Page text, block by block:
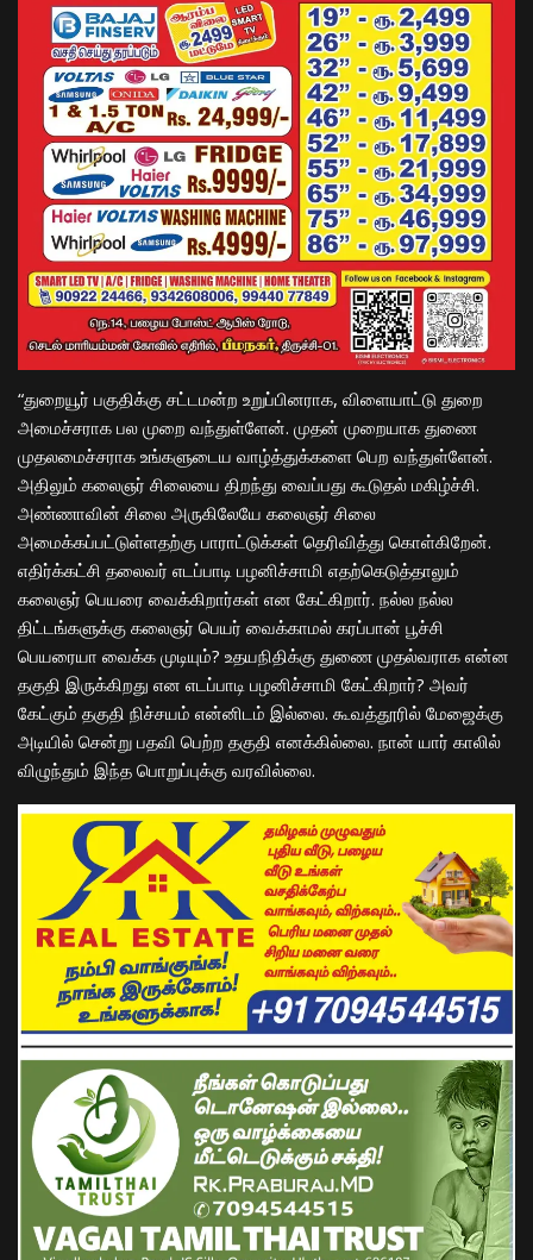
“துறையூர் பகுதிக்கு சட்டமன்ற உறுப்பினராக, விளையாட்டு துறை
அமைச்சராக பல முறை வந்துள்ளேன். முதன் முறையாக துணை
முதலமைச்சராக உங்களுடைய வாழ்த்துக்களை பெற வந்துள்ளேன்.
அதிலும் கலைஞர் சிலையை திறந்து வைப்பது கூடுதல் மகிழ்ச்சி.
அண்ணாவின் சிலை அருகிலேயே கலைஞர் சிலை
அமைக்கப்பட்டுள்ளதற்கு பாராட்டுக்கள் தெரிவித்து கொள்கிறேன்.
எதிர்க்கட்சி தலைவர் எடப்பாடி பழனிச்சாமி எதற்கெடுத்தாலும்
கலைஞர் பெயரை வைக்கிறார்கள் என கேட்கிறார். நல்ல நல்ல
திட்டங்களுக்கு கலைஞர் பெயர் வைக்காமல் கரப்பான் பூச்சி
பெயரையா வைக்க முடியும்? உதயநிதிக்கு துணை முதல்வராக என்ன
தகுதி இருக்கிறது என எடப்பாடி பழனிச்சாமி கேட்கிறார்? அவர்
கேட்கும் தகுதி நிச்சயம் என்னிடம் இல்லை. கூவத்தூரில் மேஜைக்கு
அடியில் சென்று பதவி பெற்ற தகுதி எனக்கில்லை. நான் யார் காலில்
விழுந்தும் இந்த பொறுப்புக்கு வரவில்லை.